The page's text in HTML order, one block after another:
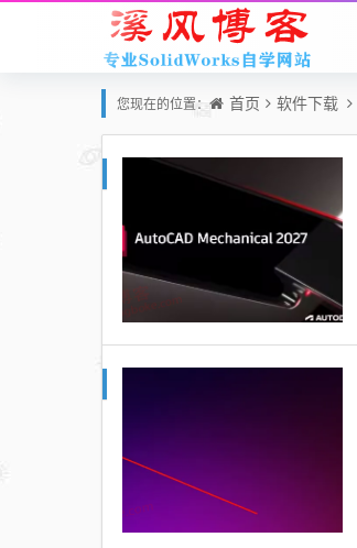
您现在的位置： 首页 软件下载